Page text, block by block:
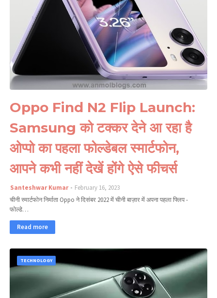
Oppo Find N2 Flip Launch:
Samsung को टक्कर देने आ रहा है
ओप्पो का पहला फोल्डेबल स्मार्टफोन,
आपने कभी नहीं देखें होंगे ऐसे फीचर्स
Santeshwar Kumar
February 16, 2023
चीनी स्मार्टफोन निर्माता Oppo ने दिसंबर 2022 में चीनी बाज़ार में अपना पहला फ्लिप -
फोल्डे…
Read more
TECHNOLOGY